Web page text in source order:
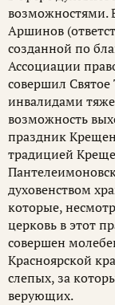
возможностями.
Аршинов
созданной по
Ассоциации
совершил
инвалидами
возможность
праздник
традицией
духовенством
которые,
церковь в этот
совершен
Красноярской
слепых, за
верующих.